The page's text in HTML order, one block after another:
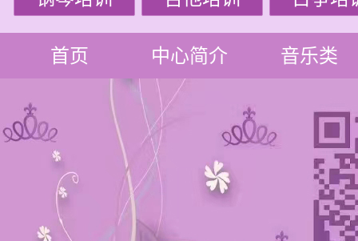
首页 中心简介 音乐类